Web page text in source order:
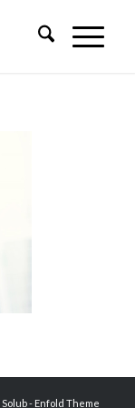
Solub- Enfold Theme